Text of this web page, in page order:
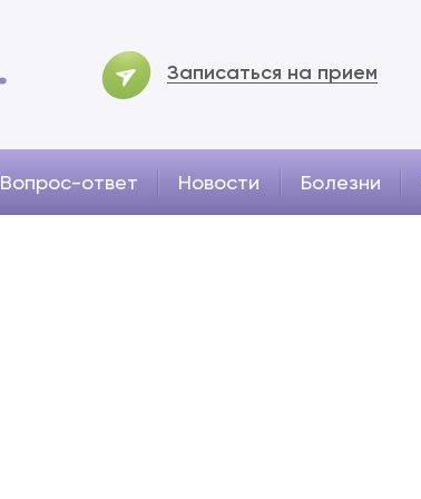
Записаться на прием
Вопрос-ответ Новости Болезни